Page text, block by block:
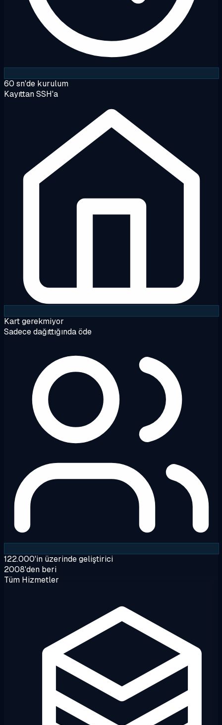
60 sn'de kurulum
Kayıttan SSH'a
Kart gerekmiyor
Sadece dağıttığında öde
122.000'in üzerinde geliştirici
2008'den beri
Tüm Hizmetler